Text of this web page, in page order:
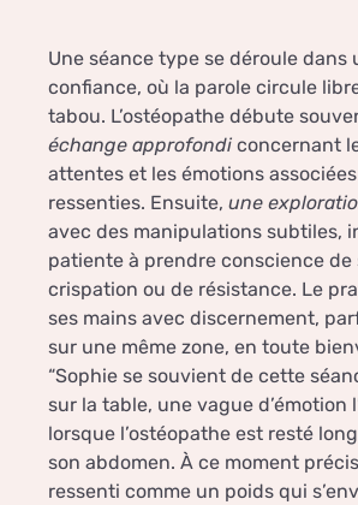
Une séance type se déroule dans
confiance, où la parole circule
tabou. L’ostéopathe débute
échange approfondi concernant
attentes et les émotions
ressenties. Ensuite, une
avec des manipulations subtiles,
patiente à prendre conscience de
crispation ou de résistance. Le
ses mains avec discernement,
sur une même zone, en toute
“Sophie se souvient de cette
sur la table, une vague d’émotion
lorsque l’ostéopathe est resté
son abdomen. À ce moment
ressenti comme un poids qui